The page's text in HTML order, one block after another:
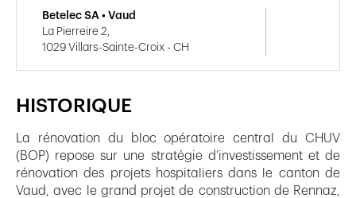
HISTORIQUE
La rénovation du bloc opératoire central du CHUV
(BOP) repose sur une stratégie d’investissement et de
rénovation des projets hospitaliers dans le canton de
Vaud, avec le grand projet de construction de Rennaz,
Betelec SA • Vaud
La Pierreire 2,
1029 Villars-Sainte-Croix - CH